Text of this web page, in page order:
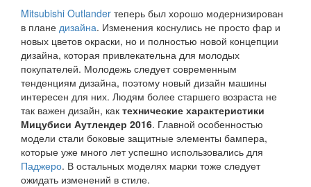
Mitsubishi Outlander теперь был хорошо модернизирован
в плане дизайна. Изменения коснулись не просто фар и
новых цветов окраски, но и полностью новой концепции
дизайна, которая привлекательна для молодых
покупателей. Молодежь следует современным
тенденциям дизайна, поэтому новый дизайн машины
интересен для них. Людям более старшего возраста не
так важен дизайн, как технические характеристики
Мицубиси Аутлендер 2016. Главной особенностью
модели стали боковые защитные элементы бампера,
которые уже много лет успешно использовались для
Паджеро. В остальных моделях марки тоже следует
ожидать изменений в стиле.